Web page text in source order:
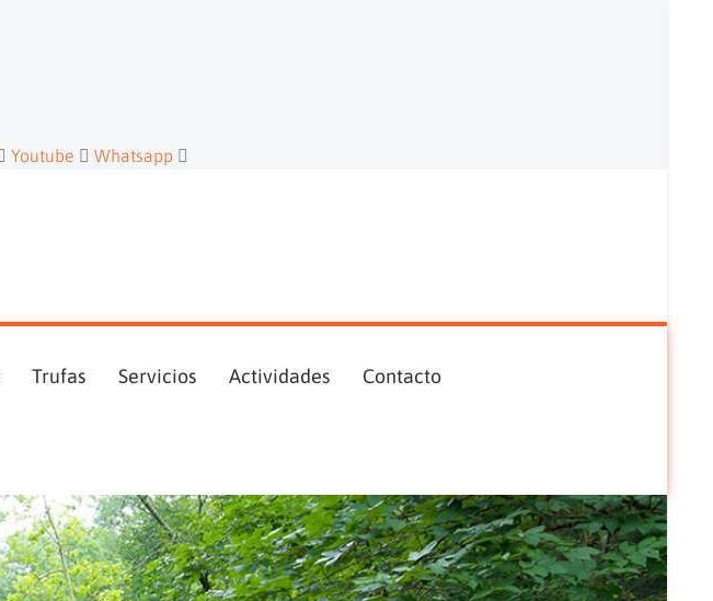
Youtube Whatsapp
Trufas Servicios Actividades Contacto